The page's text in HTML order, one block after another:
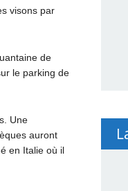
visons par
de
le parking de
Une
auront
en Italie où il